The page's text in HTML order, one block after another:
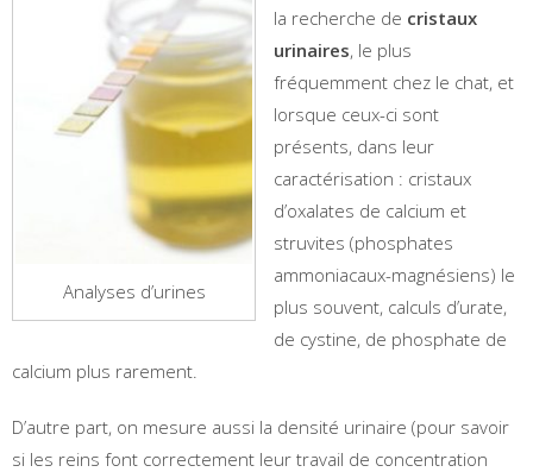
Analyses d’urines
la recherche de cristaux
urinaires, le plus
fréquemment chez le chat, et
lorsque ceux-ci sont
présents, dans leur
caractérisation : cristaux
d’oxalates de calcium et
struvites (phosphates
ammoniacaux-magnésiens) le
plus souvent, calculs d’urate,
de cystine, de phosphate de
calcium plus rarement.
D’autre part, on mesure aussi la densité urinaire (pour savoir
si les reins font correctement leur travail de concentration